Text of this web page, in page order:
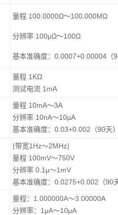
量程 100.0000Ω～100.000MΩ
分辨率 100μΩ～100Ω
基本准确度：0.0007+0.00004（
量程 1KΩ
测试电流 1mA
量程 10mA～3A
分辨率 10nA～10μA
基本准确度：0.03+0.002（90天
(带宽1Hz～2MHz)
量程 100mV～750V
分辨率 0.1μ～1mV
基本准确度：0.0275+0.002（90
量程：1.000000A～3.00000A
分辨率：1μA～10μA